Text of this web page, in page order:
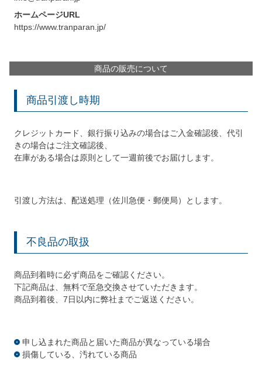
ホームページURL
https://www.tranparan.jp/
商品の販売について
商品引渡し時期
クレジットカード、銀行振り込みの場合はご入金確認後、代引
きの場合はご注文確認後、
在庫がある場合は原則として一週前後でお届けします。
引渡し方法は、配送処理（佐川急便・郵便局）とします。
不良品の取扱
商品到着時に必ず商品をご確認ください。
下記商品は、無料で至急交換させていただきます。
商品到着後、7日以内に弊社までご返送ください。
申し込まれた商品と届いた商品が異なっている場合
損傷している、汚れている商品